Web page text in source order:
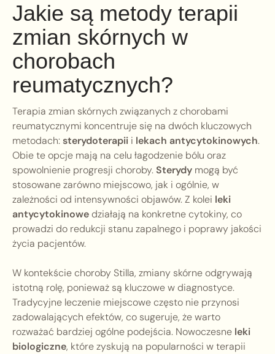
Jakie są metody terapii
zmian skórnych w
chorobach
reumatycznych?
Terapia zmian skórnych związanych z chorobami
reumatycznymi koncentruje się na dwóch kluczowych
metodach:sterydoterapii i lekach antycytokinowych.
Obie te opcje mają na celu łagodzenie bólu oraz
spowolnienie progresji choroby.Sterydy mogą być
stosowane zarówno miejscowo, jak i ogólnie, w
zależności od intensywności objawów. Z kolei leki
antycytokinowedziałają na konkretne cytokiny, co
prowadzi do redukcji stanu zapalnego i poprawy jakości
życia pacjentów.
W kontekście choroby Stilla, zmiany skórne odgrywają
istotną rolę, ponieważ są kluczowe w diagnostyce.
Tradycyjne leczenie miejscowe często nie przynosi
zadowalających efektów, co sugeruje, że warto
rozważać bardziej ogólne podejścia. Nowoczesne leki
biologiczne, które zyskują na popularności w terapii